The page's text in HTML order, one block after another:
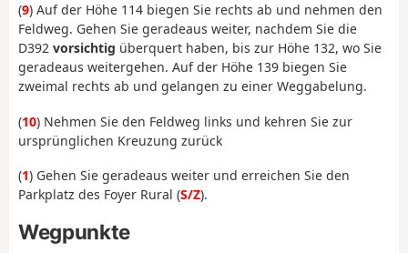
(9) Auf der Höhe 114 biegen Sie rechts ab und nehmen den
Feldweg. Gehen Sie geradeaus weiter, nachdem Sie die
D392 vorsichtig überquert haben, bis zur Höhe 132, wo Sie
geradeaus weitergehen. Auf der Höhe 139 biegen Sie
zweimal rechts ab und gelangen zu einer Weggabelung.
(10) Nehmen Sie den Feldweg links und kehren Sie zur
ursprünglichen Kreuzung zurück
(1) Gehen Sie geradeaus weiter und erreichen Sie den
Parkplatz des Foyer Rural (S/Z).
Wegpunkte